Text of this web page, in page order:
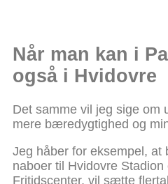
Når man kan i
også i Hvidovre
Det samme vil jeg sige om
mere bæredygtighed og
Jeg håber for eksempel,
naboer til Hvidovre
Fritidscenter, vil sætte